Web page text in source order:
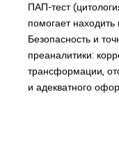
ПАП-тест
помогает
Безопасность и
преаналитики:
трансформации,
и адекватного